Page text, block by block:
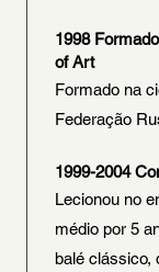
1998
of Art
Formado na
Federação
1999-2004
Lecionou no
médio por 5
balé clássico,